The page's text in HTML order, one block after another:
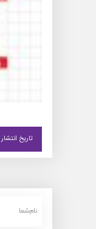
تاریخ انتشار : 21 نوامبر